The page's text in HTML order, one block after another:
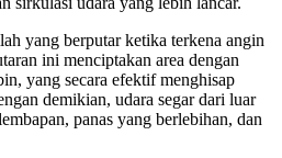
yang berputar ketika terkena angin
ini menciptakan area dengan
yang secara efektif menghisap
demikian, udara segar dari luar
panas yang berlebihan, dan